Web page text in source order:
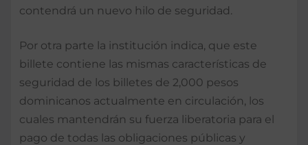
contendrá un nuevo hilo de seguridad.
Por otra parte la institución indica, que este
billete contiene las mismas características de
seguridad de los billetes de 2,000 pesos
dominicanos actualmente en circulación, los
cuales mantendrán su fuerza liberatoria para el
pago de todas las obligaciones públicas y